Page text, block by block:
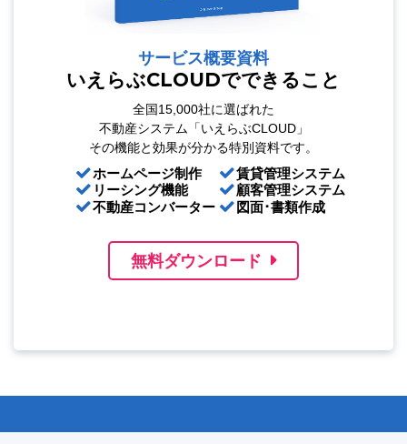
サービス概要資料
いえらぶCLOUDでできること
全国15,000社に選ばれた
不動産システム「いえらぶCLOUD」
その機能と効果が分かる特別資料です。
ホームページ制作
リーシング機能
不動産コンバーター
賃貸管理システム
顧客管理システム
図面･書類作成
無料ダウンロード